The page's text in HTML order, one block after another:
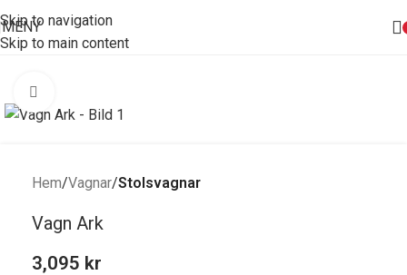
Skip to navigation
Skip to main content
MENY
Hem Vagnar Stolsvagnar
Vagn Ark
3,095 kr